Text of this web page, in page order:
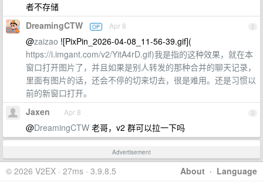
者不存储
2
DreamingCTW OP Apr 8
@zaizao ![PixPin_2026-04-08_11-56-39.gif](
https://i.imgant.com/v2/YitA4rD.gif)我是指的这种效果，就在本
窗口打开图片了，并且如果是别人转发的那种合并的聊天记录，
里面有图片的话，还会不停的切来切去，很是难用。还是习惯以
前的新窗口打开。
3
Jaxen Apr 8
@DreamingCTW 老哥，v2 群可以拉一下吗
Advertisement
About · Language
© 2026 V2EX · 27ms · 3.9.8.5